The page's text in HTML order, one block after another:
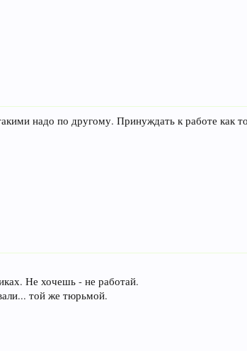
надо по другому. Принуждать к работе как
Не хочешь - не работай.
той же тюрьмой.